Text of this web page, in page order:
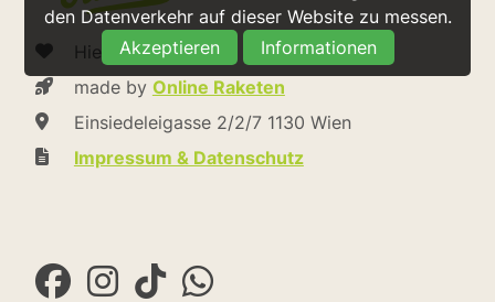
den Datenverkehr auf dieser Website zu messen.
Akzeptieren
Informationen
Hietzing.at
made by Online Raketen
Einsiedeleigasse 2/2/7 1130 Wien
Impressum & Datenschutz